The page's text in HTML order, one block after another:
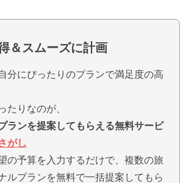
＆スムーズに計画
分にぴったりのプランで満足度の高
たりなのが、
ランを提案してもらえる無料サービ
がし
の予算を入力するだけで、複数の旅
ルプランを無料で一括提案してもら